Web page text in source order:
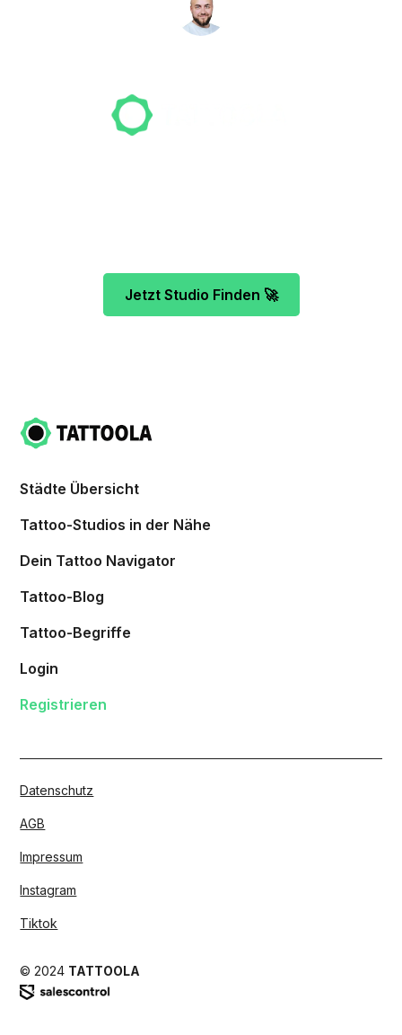
Jetzt Studio Finden 🚀
Städte Übersicht
Tattoo-Studios in der Nähe
Dein Tattoo Navigator
Tattoo-Blog
Tattoo-Begriffe
Login
Registrieren
Datenschutz
AGB
Impressum
Instagram
Tiktok
© 2024 TATTOOLA